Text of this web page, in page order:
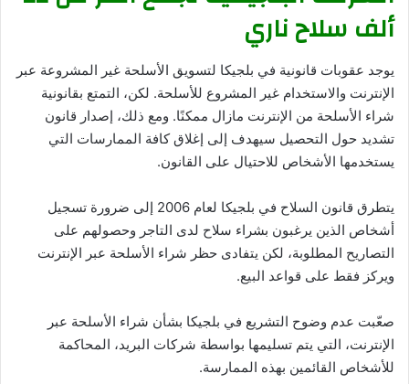
ألف سلاح ناري
يوجد عقوبات قانونية في بلجيكا لتسويق الأسلحة غير المشروعة عبر
الإنترنت والاستخدام غير المشروع للأسلحة. لكن، التمتع بقانونية
شراء الأسلحة من الإنترنت مازال ممكنًا. ومع ذلك، إصدار قانون
تشديد حول التحصيل سيهدف إلى إغلاق كافة الممارسات التي
يستخدمها الأشخاص للاحتيال على القانون.
يتطرق قانون السلاح في بلجيكا لعام 2006 إلى ضرورة تسجيل
أشخاص الذين يرغبون بشراء سلاح لدى التاجر وحصولهم على
التصاريح المطلوبة، لكن يتفادى حظر شراء الأسلحة عبر الإنترنت
ويركز فقط على قواعد البيع.
صعّبت عدم وضوح التشريع في بلجيكا بشأن شراء الأسلحة عبر
الإنترنت، التي يتم تسليمها بواسطة شركات البريد، المحاكمة
للأشخاص القائمين بهذه الممارسة.